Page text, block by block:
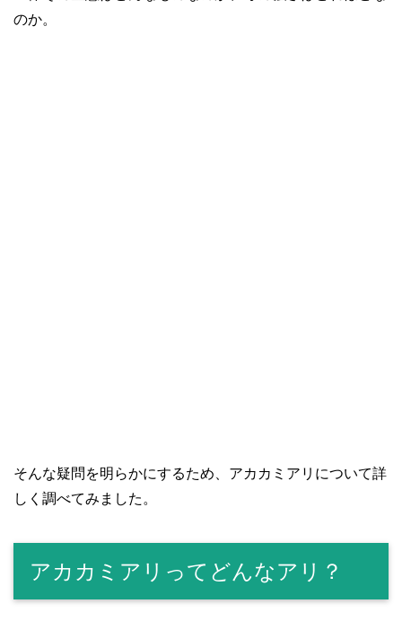
のか。
そんな疑問を明らかにするため、アカカミアリについて詳
しく調べてみました。
アカカミアリってどんなアリ？